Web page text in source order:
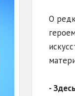
О
-